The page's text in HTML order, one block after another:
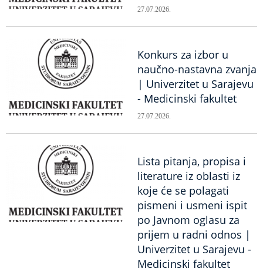
27.07.2026.
Konkurs za izbor u
naučno-nastavna zvanja
| Univerzitet u Sarajevu
- Medicinski fakultet
27.07.2026.
Lista pitanja, propisa i
literature iz oblasti iz
koje će se polagati
pismeni i usmeni ispit
po Javnom oglasu za
prijem u radni odnos |
Univerzitet u Sarajevu -
Medicinski fakultet